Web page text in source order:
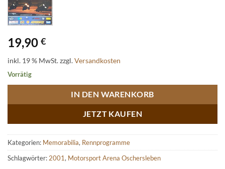
19,90 €
inkl. 19 % MwSt.zzgl.Versandkosten
Vorrätig
IN DEN WARENKORB
JETZT KAUFEN
Kategorien: Memorabilia, Rennprogramme
Schlagwörter: 2001, Motorsport Arena Oschersleben